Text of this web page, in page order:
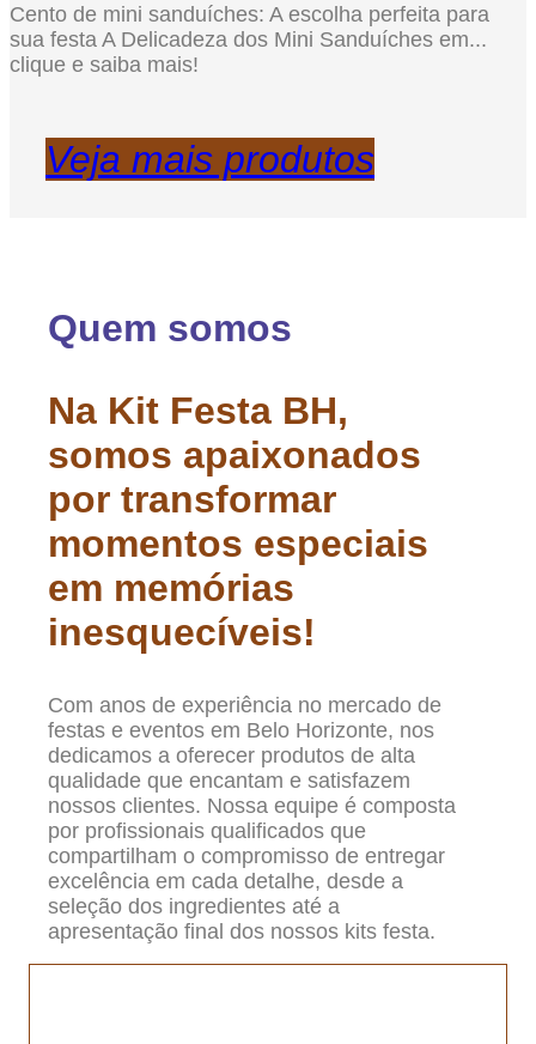
Cento de mini sanduíches: A escolha perfeita para
sua festa A Delicadeza dos Mini Sanduíches em...
clique e saiba mais!
Veja mais produtos
Quem somos
Na Kit Festa BH,
somos apaixonados
por transformar
momentos especiais
em memórias
inesquecíveis!
Com anos de experiência no mercado de
festas e eventos em Belo Horizonte, nos
dedicamos a oferecer produtos de alta
qualidade que encantam e satisfazem
nossos clientes. Nossa equipe é composta
por profissionais qualificados que
compartilham o compromisso de entregar
excelência em cada detalhe, desde a
seleção dos ingredientes até a
apresentação final dos nossos kits festa.